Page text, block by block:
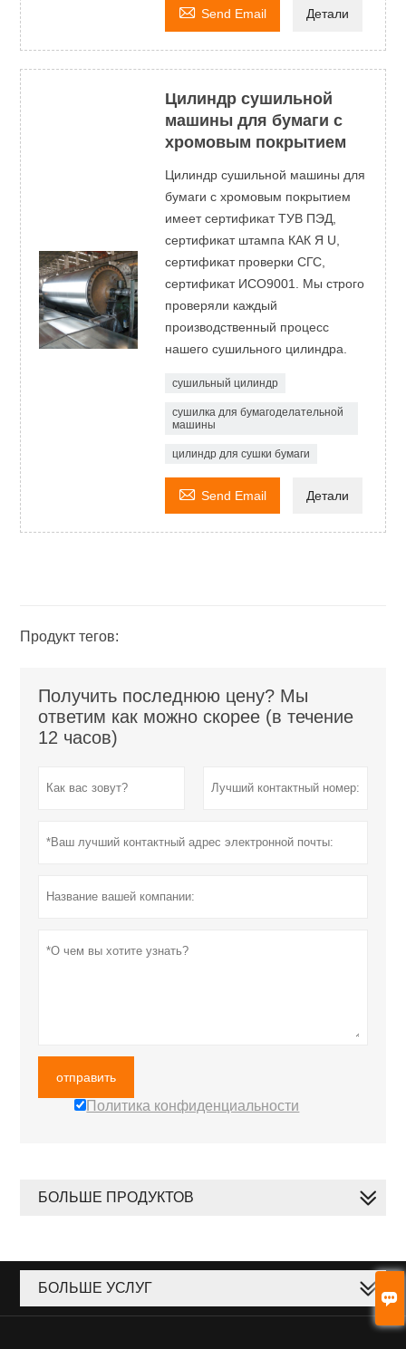

 Send Email Детали
Цилиндр сушильной
машины для бумаги с
хромовым покрытием
Цилиндр сушильной машины для
бумаги с хромовым покрытием
имеет сертификат ТУВ ПЭД,
сертификат штампа КАК Я U,
сертификат проверки СГС,
сертификат ИСО9001. Мы строго
проверяли каждый
производственный процесс
нашего сушильного цилиндра.
сушильный цилиндр
сушилка для бумагоделательной
машины
цилиндр для сушки бумаги
 Send Email Детали
Продукт тегов:
Получить последнюю цену? Мы
ответим как можно скорее (в течение
12 часов)
отправить
Политика конфиденциальности
БОЛЬШЕ ПРОДУКТОВ
БОЛЬШЕ УСЛУГ